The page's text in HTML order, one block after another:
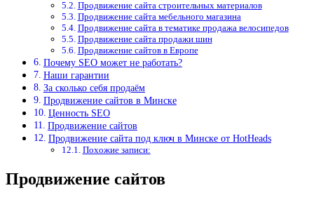
Продвижение сайта строительных материалов
Продвижение сайта мебельного магазина
Продвижение сайта в тематике продажа велосипедов
Продвижение сайта продажи шин
Продвижение сайтов в Европе
Почему SEO может не работать?
Наши гарантии
За сколько себя продаём
Продвижение сайтов в Минске
Ценность SEO
Продвижение сайтов
Продвижение сайта под ключ в Минске от HotHeads
Похожие записи:
Продвижение сайтов